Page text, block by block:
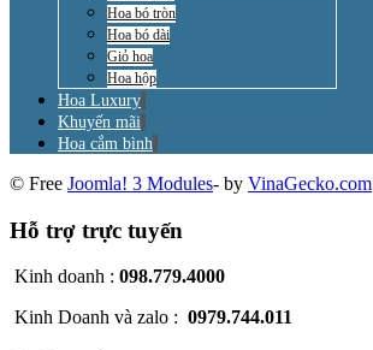
Hoa bó tròn
Hoa bó dài
Giỏ hoa
Hoa hộp
Hoa Luxury
Khuyến mãi
Hoa cắm bình
© Free Joomla! 3 Modules- by VinaGecko.com
Hỗ trợ trực tuyến
Kinh doanh : 098.779.4000
Kinh Doanh và zalo : 0979.744.011